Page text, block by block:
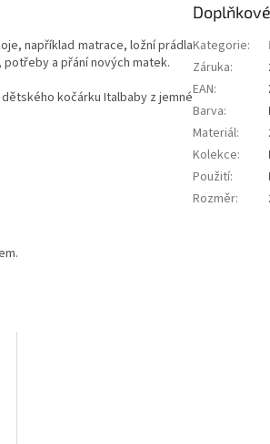
například matrace, ložní prádla
a přání nových matek.
kočárku Italbaby z jemné
Kategorie:
Záruka:
EAN:
Barva:
Materiál:
Kolekce:
Použití:
Rozměr: